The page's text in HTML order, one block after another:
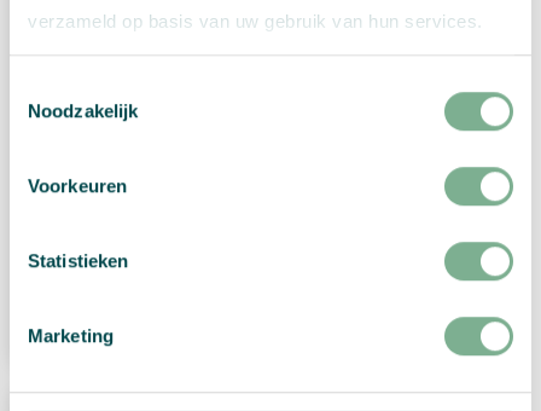
verzameld op basis van uw gebruik van hun services.
Noodzakelijk
Voorkeuren
Statistieken
Marketing